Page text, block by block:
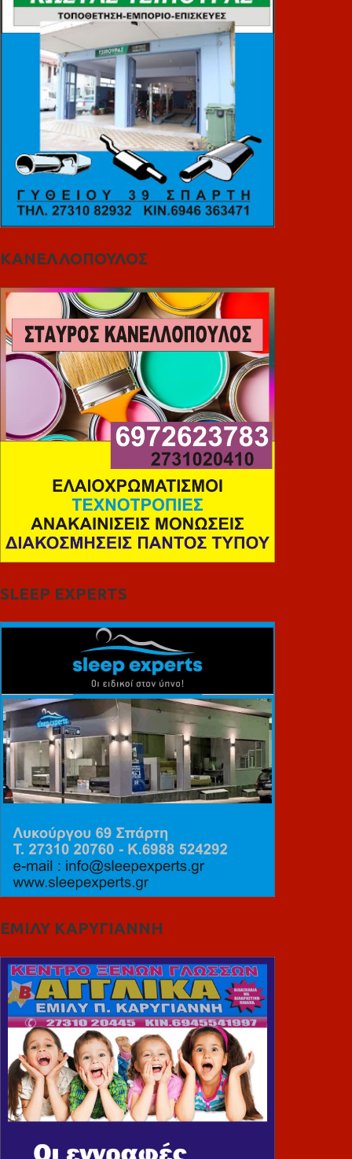
ΚΑΝΕΛΛΟΠΟΥΛΟΣ
SLEEP EXPERTS
ΕΜΙΛΥ ΚΑΡΥΓΙΑΝΝΗ